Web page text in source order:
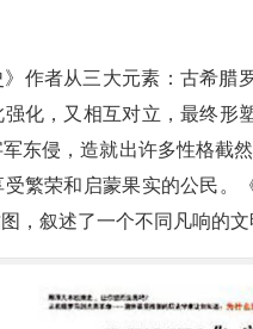
》作者从三大元素：古希
化，又相互对立，最终形
东侵，造就出许多性格截
繁荣和启蒙果实的公民。
，叙述了一个不同凡响的文